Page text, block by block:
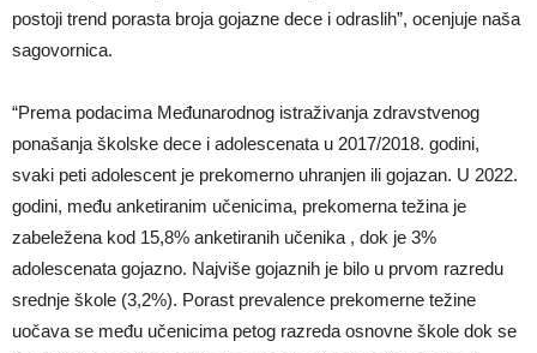
postoji trend porasta broja gojazne dece i odraslih”, ocenjuje naša
sagovornica.
“Prema podacima Međunarodnog istraživanja zdravstvenog
ponašanja školske dece i adolescenata u 2017/2018. godini,
svaki peti adolescent je prekomerno uhranjen ili gojazan. U 2022.
godini, među anketiranim učenicima, prekomerna težina je
zabeležena kod 15,8% anketiranih učenika , dok je 3%
adolescenata gojazno. Najviše gojaznih je bilo u prvom razredu
srednje škole (3,2%). Porast prevalence prekomerne težine
uočava se među učenicima petog razreda osnovne škole dok se